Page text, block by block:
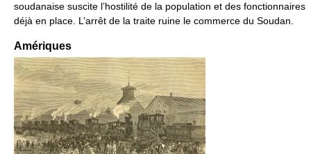
soudanaise suscite l’hostilité de la population et des fonctionnaires
déjà en place. L’arrêt de la traite ruine le commerce du Soudan.
Amériques